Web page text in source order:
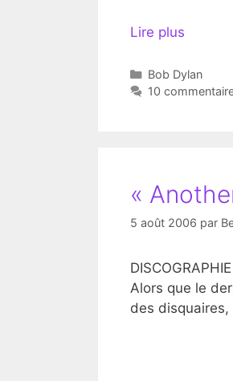
Lire plus
Catégories
Bob Dylan
10
«
5 août 2006 par
Alors que le
des